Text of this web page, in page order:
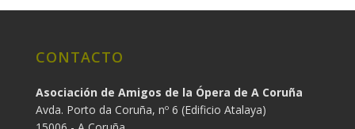
CONTACTO
Asociación de Amigos de la Ópera de A Coruña
Avda. Porto da Coruña, nº 6 (Edificio Atalaya)